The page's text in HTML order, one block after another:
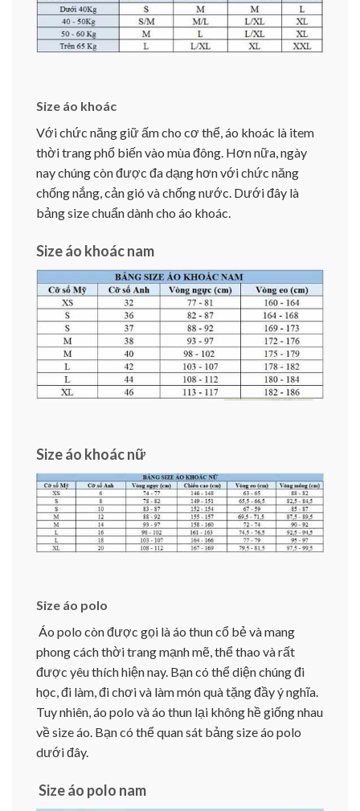
Size áo khoác
Với chức năng giữ ấm cho cơ thể, áo khoác là item
thời trang phổ biến vào mùa đông. Hơn nữa, ngày
nay chúng còn được đa dạng hơn với chức năng
chống nắng, cản gió và chống nước. Dưới đây là
bảng size chuẩn dành cho áo khoác.
Size áo khoác nam
Size áo khoác nữ
Size áo polo
Áo polo còn được gọi là áo thun cổ bẻ và mang
phong cách thời trang mạnh mẽ, thể thao và rất
được yêu thích hiện nay. Bạn có thể diện chúng đi
học, đi làm, đi chơi và làm món quà tặng đầy ý nghĩa.
Tuy nhiên, áo polo và áo thun lại không hề giống nhau
về size áo. Bạn có thể quan sát bảng size áo polo
dưới đây.
Size áo polo nam